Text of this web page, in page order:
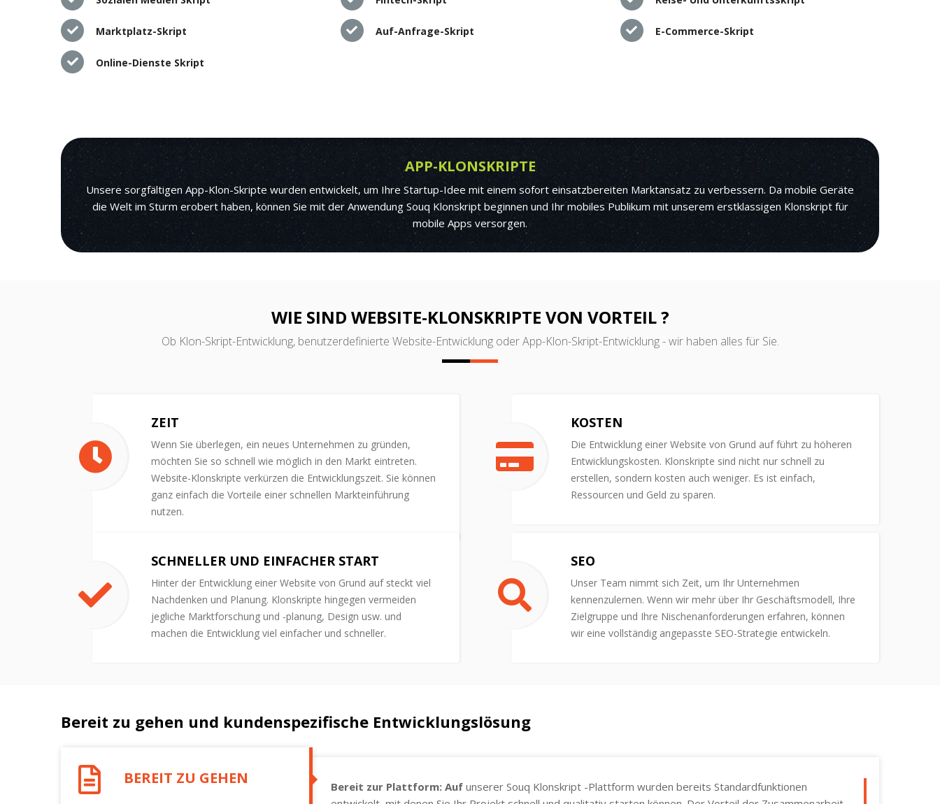
Marktplatz-Skript Auf-Anfrage-Skript E-Commerce-Skript
Online-Dienste Skript
APP-KLONSKRIPTE
Unsere sorgfältigen App-Klon-Skripte wurden entwickelt, um Ihre Startup-Idee mit einem sofort einsatzbereiten Marktansatz zu verbessern. Da mobile Geräte
die Welt im Sturm erobert haben, können Sie mit der Anwendung Souq Klonskript beginnen und Ihr mobiles Publikum mit unserem erstklassigen Klonskript für
mobile Apps versorgen.
WIE SIND WEBSITE-KLONSKRIPTE VON VORTEIL ?
Ob Klon-Skript-Entwicklung, benutzerdefinierte Website-Entwicklung oder App-Klon-Skript-Entwicklung - wir haben alles für Sie.
ZEIT
Wenn Sie überlegen, ein neues Unternehmen zu gründen,
möchten Sie so schnell wie möglich in den Markt eintreten.
Website-Klonskripte verkürzen die Entwicklungszeit. Sie können
ganz einfach die Vorteile einer schnellen Markteinführung
nutzen.
KOSTEN
Die Entwicklung einer Website von Grund auf führt zu höheren
Entwicklungskosten. Klonskripte sind nicht nur schnell zu
erstellen, sondern kosten auch weniger. Es ist einfach,
Ressourcen und Geld zu sparen.
SCHNELLER UND EINFACHER START
Hinter der Entwicklung einer Website von Grund auf steckt viel
Nachdenken und Planung. Klonskripte hingegen vermeiden
jegliche Marktforschung und -planung, Design usw. und
machen die Entwicklung viel einfacher und schneller.
SEO
Unser Team nimmt sich Zeit, um Ihr Unternehmen
kennenzulernen. Wenn wir mehr über Ihr Geschäftsmodell, Ihre
Zielgruppe und Ihre Nischenanforderungen erfahren, können
wir eine vollständig angepasste SEO-Strategie entwickeln.
Bereit zu gehen und kundenspezifische Entwicklungslösung
BEREIT ZU GEHEN Bereit zur Plattform: Auf unserer Souq Klonskript -Plattform wurden bereits Standardfunktionen